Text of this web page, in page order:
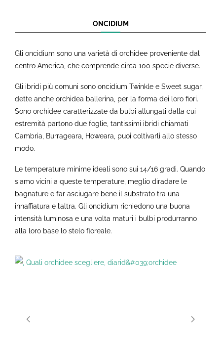
ONCIDIUM
Gli oncidium sono una varietà di orchidee proveniente dal
centro America, che comprende circa 100 specie diverse.
Gli ibridi più comuni sono oncidium Twinkle e Sweet sugar,
dette anche orchidea ballerina, per la forma dei loro fiori.
Sono orchidee caratterizzate da bulbi allungati dalla cui
estremità partono due foglie, tantissimi ibridi chiamati
Cambria, Burrageara, Howeara, puoi coltivarli allo stesso
modo.
Le temperature minime ideali sono sui 14/16 gradi. Quando
siamo vicini a queste temperature, meglio diradare le
bagnature e far asciugare bene il substrato tra una
innaffiatura e l’altra. Gli oncidium richiedono una buona
intensità luminosa e una volta maturi i bulbi produrranno
alla loro base lo stelo floreale.